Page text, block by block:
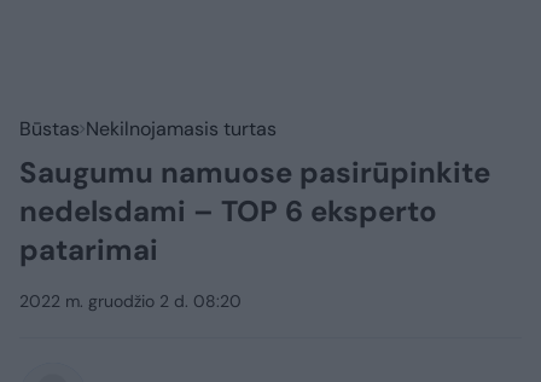
Būstas Nekilnojamasis turtas
Saugumu namuose pasirūpinkite
nedelsdami – TOP 6 eksperto
patarimai
2022 m. gruodžio 2 d. 08:20